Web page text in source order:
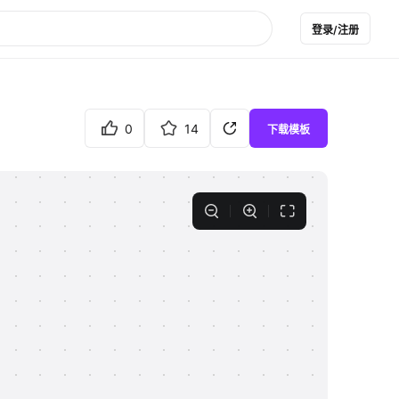
登录/注册
0 14 下载模板